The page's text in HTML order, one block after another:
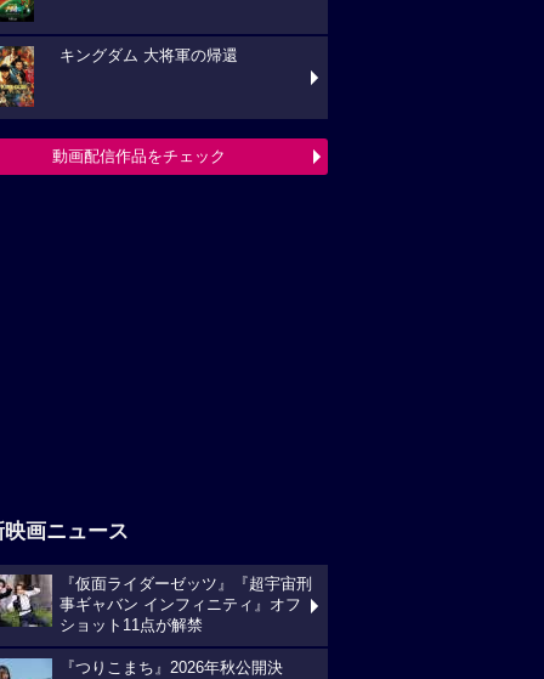
キングダム 大将軍の帰還
動画配信作品をチェック
映画ニュース
『仮面ライダーゼッツ』『超宇宙刑
事ギャバン インフィニティ』オフ
ショット11点が解禁
『つりこまち』2026年秋公開決